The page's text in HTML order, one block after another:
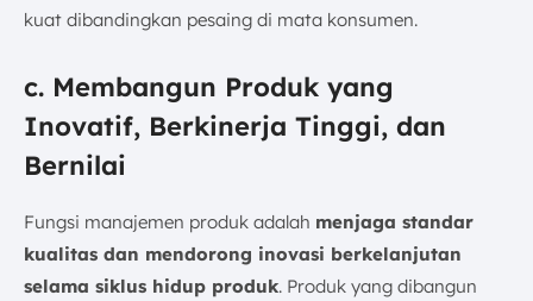
kuat dibandingkan pesaing di mata konsumen.
c. Membangun Produk yang
Inovatif, Berkinerja Tinggi, dan
Bernilai
Fungsi manajemen produk adalah menjaga standar
kualitas dan mendorong inovasi berkelanjutan
selama siklus hidup produk. Produk yang dibangun